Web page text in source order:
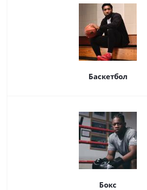
Баскетбол
Бокс